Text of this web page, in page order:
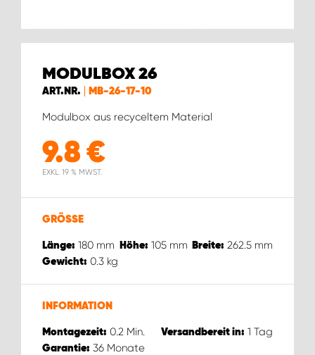
MODULBOX 26
ART.NR. MB-26-17-10
Modulbox aus recyceltem Material
9.8 €
EXKL. 19 % MWST.
GRÖSSE
Länge: 180 mm Höhe: 105 mm Breite: 262.5 mm
Gewicht: 0.3 kg
INFORMATION
Montagezeit: 0.2 Min. Versandbereit in: 1 Tag
Garantie: 36 Monate
WORK SYSTEM MAGDEBURG
WORK SYSTEM OSNABRÜCK
WORK SYSTEM RHEINLAND
WORK SYSTEM ROSTOCK